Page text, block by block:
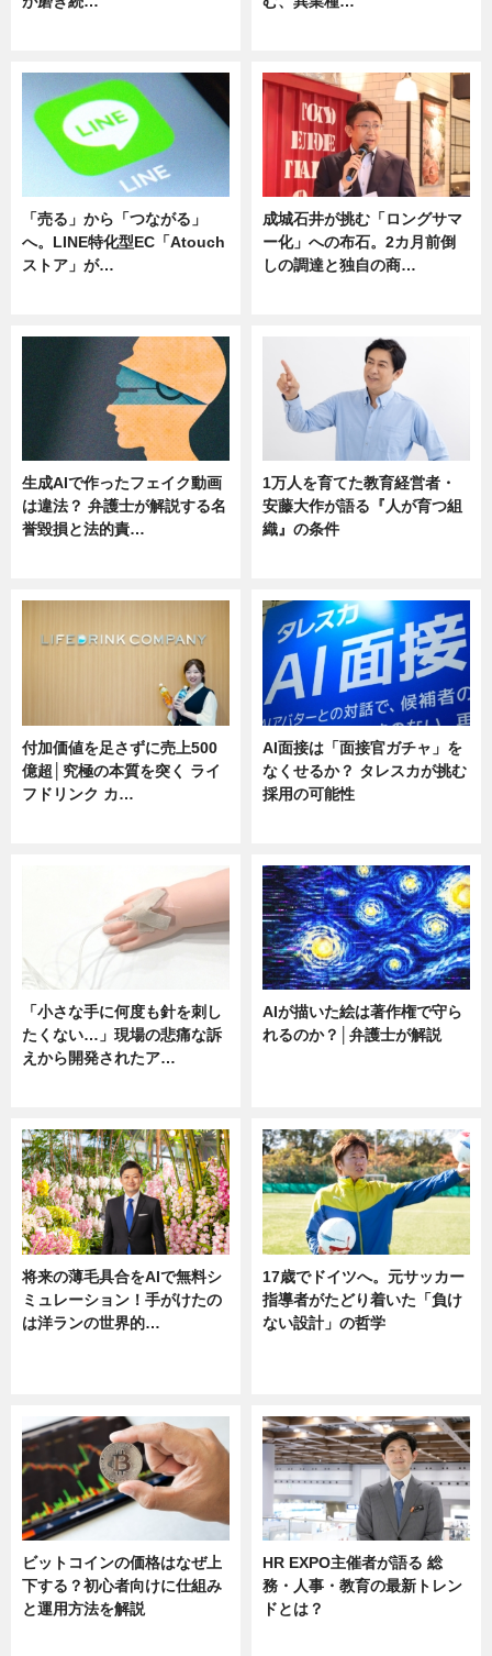
「売る」から「つながる」
へ。LINE特化型EC「Atouch
ストア」が…
成城石井が挑む「ロングサマ
ー化」への布石。2カ月前倒
しの調達と独自の商…
生成AIで作ったフェイク動画
は違法？ 弁護士が解説する名
誉毀損と法的責…
1万人を育てた教育経営者・
安藤大作が語る『人が育つ組
織』の条件
付加価値を足さずに売上500
億超│究極の本質を突く ライ
フドリンク カ…
AI面接は「面接官ガチャ」を
なくせるか？ タレスカが挑む
採用の可能性
「小さな手に何度も針を刺し
たくない…」現場の悲痛な訴
えから開発されたア…
AIが描いた絵は著作権で守ら
れるのか？│弁護士が解説
将来の薄毛具合をAIで無料シ
ミュレーション！手がけたの
は洋ランの世界的…
17歳でドイツへ。元サッカー
指導者がたどり着いた「負け
ない設計」の哲学
ビットコインの価格はなぜ上
下する？初心者向けに仕組み
と運用方法を解説
HR EXPO主催者が語る 総
務・人事・教育の最新トレン
ドとは？